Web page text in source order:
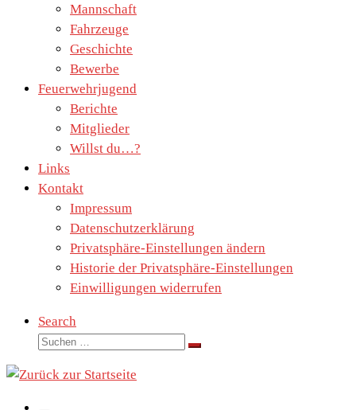
Mannschaft
Fahrzeuge
Geschichte
Bewerbe
Feuerwehrjugend
Berichte
Mitglieder
Willst du…?
Links
Kontakt
Impressum
Datenschutzerklärung
Privatsphäre-Einstellungen ändern
Historie der Privatsphäre-Einstellungen
Einwilligungen widerrufen
Search
Suche
Suchen …